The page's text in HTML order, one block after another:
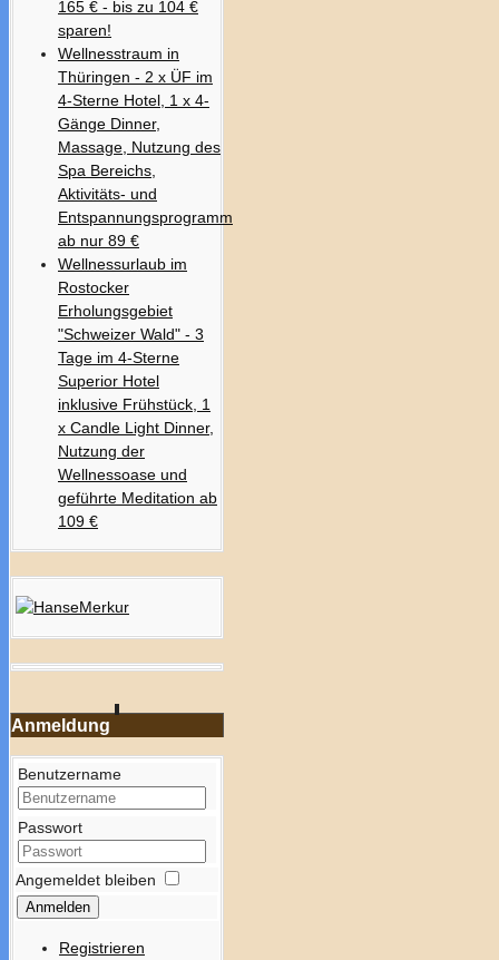
165 € - bis zu 104 €
sparen!
Wellnesstraum in
Thüringen - 2 x ÜF im
4-Sterne Hotel, 1 x 4-
Gänge Dinner,
Massage, Nutzung des
Spa Bereichs,
Aktivitäts- und
Entspannungsprogramm
ab nur 89 €
Wellnessurlaub im
Rostocker
Erholungsgebiet
"Schweizer Wald" - 3
Tage im 4-Sterne
Superior Hotel
inklusive Frühstück, 1
x Candle Light Dinner,
Nutzung der
Wellnessoase und
geführte Meditation ab
109 €
Anmeldung
Benutzername
Passwort
Angemeldet bleiben
Anmelden
Registrieren